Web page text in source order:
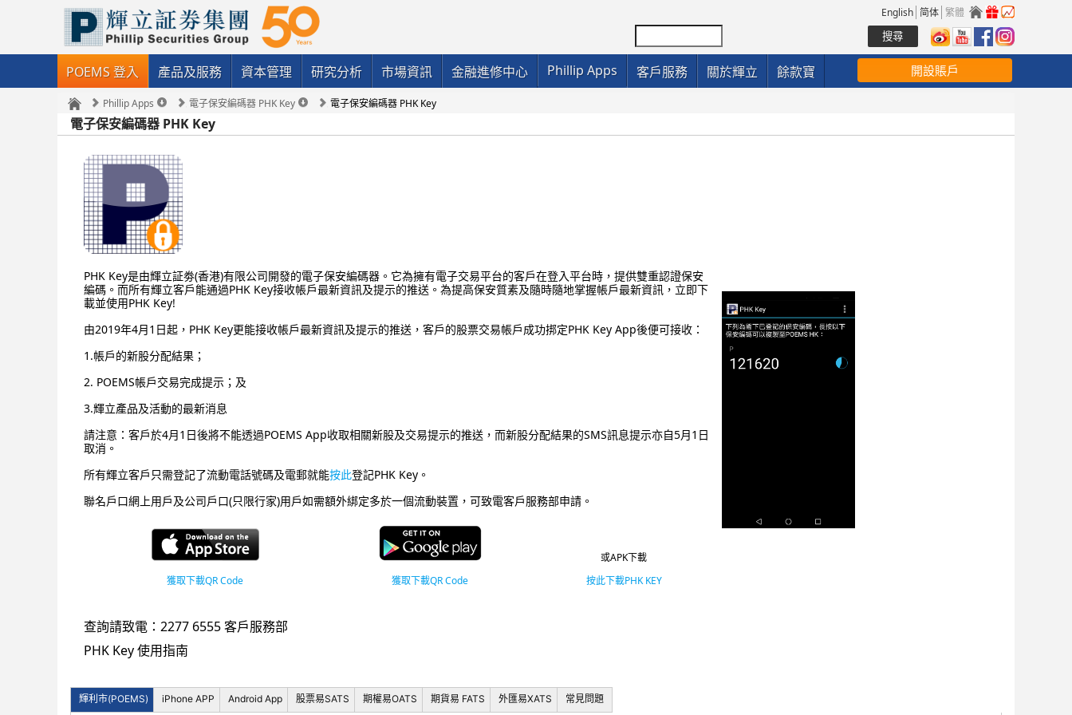
English 简体 繁體
POEMS 登入 產品及服務 資本管理 研究分析 市場資訊 金融進修中心 Phillip Apps 客戶服務 關於輝立 餘款寶 開設賬戶
Phillip Apps 電子保安編碼器 PHK Key 電子保安編碼器 PHK Key
電子保安編碼器 PHK Key
PHK Key是由輝立証劵(香港)有限公司開發的電子保安編碼器。它為擁有電子交易平台的客戶在登入平台時， 提供雙重認證保安
編碼。 而所有輝立客戶能通過PHK Key接收帳戶最新資訊及提示的推送。為提高保安質素及隨時隨地掌握帳戶最新資訊，立即下
載並使用PHK Key!
由2019年4月1日起，PHK Key更能接收帳戶最新資訊及提示的推送，客戶的股票交易帳戶成功挷定PHK Key App後便可接收：
1.帳戶的新股分配結果；
2. POEMS帳戶交易完成提示；及
3.輝立產品及活動的最新消息
請注意：客戶於4月1日後將不能透過POEMS App收取相關新股及交易提示的推送，而新股分配結果的SMS訊息提示亦自5月1日
取消。
所有輝立客戶只需登記了流動電話號碼及電郵就能按此登記PHK Key。
聯名戶口網上用戶及公司戶口(只限行家)用戶如需額外綁定多於一個流動裝置，可致電客戶服務部申請。
或APK下載
獲取下載QR Code
獲取下載QR Code 按此下載PHK KEY
查詢請致電：2277 6555 客戶服務部
PHK Key 使用指南
輝利市(POEMS) iPhone APP Android App 股票易SATS 期權易OATS 期貨易 FATS 外匯易XATS 常見問題